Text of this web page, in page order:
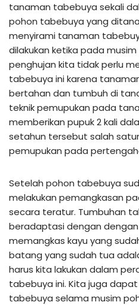
tanaman tabebuya sekali
pohon tabebuya yang
menyirami tanaman
dilakukan ketika pada
penghujan kita tidak perlu
tabebuya ini karena
bertahan dan tumbuh di
teknik pemupukan pada
memberikan pupuk 2 kali
setahun tersebut salah
pemupukan pada
Setelah pohon tabebuya
melakukan pemangkasan
secara teratur. Tumbuhan
beradaptasi dengan
memangkas kayu yang
batang yang sudah tua
harus kita lakukan dalam
tabebuya ini. Kita juga
tabebuya selama musim